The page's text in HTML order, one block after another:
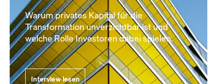
Warum privates Kapital für die
Transformation unverzichtbar ist und
welche Rolle Investoren dabei spielen.
Interview lesen